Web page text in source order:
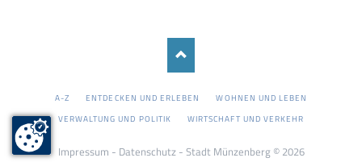
NAVIGATION
A-Z ENTDECKEN UND ERLEBEN
WOHNEN UND LEBEN
VERWALTUNG UND POLITIK
WIRTSCHAFT UND VERKEHR
Impressum - Datenschutz- Stadt Münzenberg © 2026